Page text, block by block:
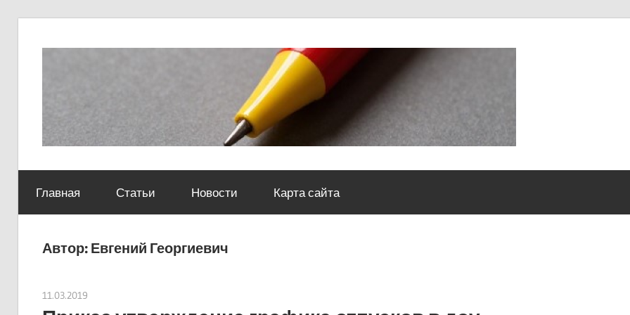
юридический
центр
Главная Статьи Новости Карта сайта
Автор: Евгений Георгиевич
11.03.2019